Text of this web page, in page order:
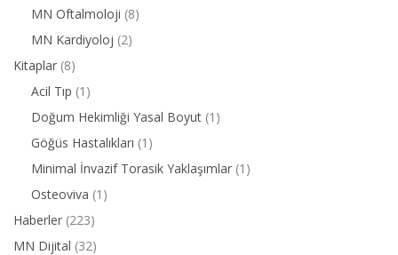
MN Oftalmoloji (8)
MN Kardiyoloj (2)
Kitaplar (8)
Acil Tıp (1)
Doğum Hekimliği Yasal Boyut (1)
Göğüs Hastalıkları (1)
Minimal İnvazif Torasik Yaklaşımlar (1)
Osteoviva (1)
Haberler (223)
MN Dijital (32)